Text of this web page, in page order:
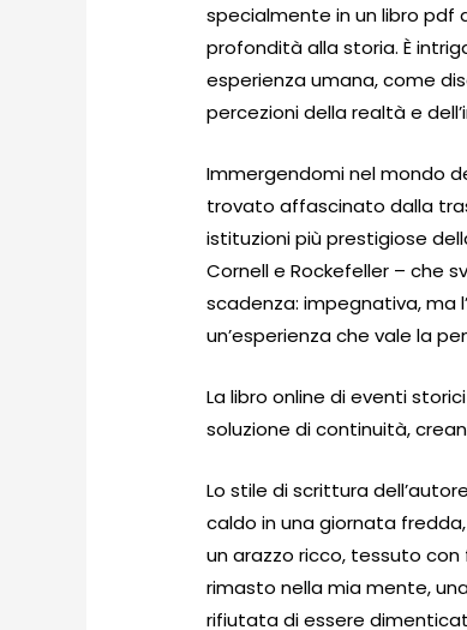
specialmente in un libro
profondità alla storia. È
esperienza umana, come
percezioni della realtà e
Immergendomi nel mondo
trovato affascinato dalla
istituzioni più prestigiose
Cornell e Rockefeller – che
scadenza: impegnativa, ma
un’esperienza che vale la
La libro online di eventi
soluzione di continuità,
Lo stile di scrittura
caldo in una giornata
un arazzo ricco, tessuto con
rimasto nella mia mente,
rifiutata di essere